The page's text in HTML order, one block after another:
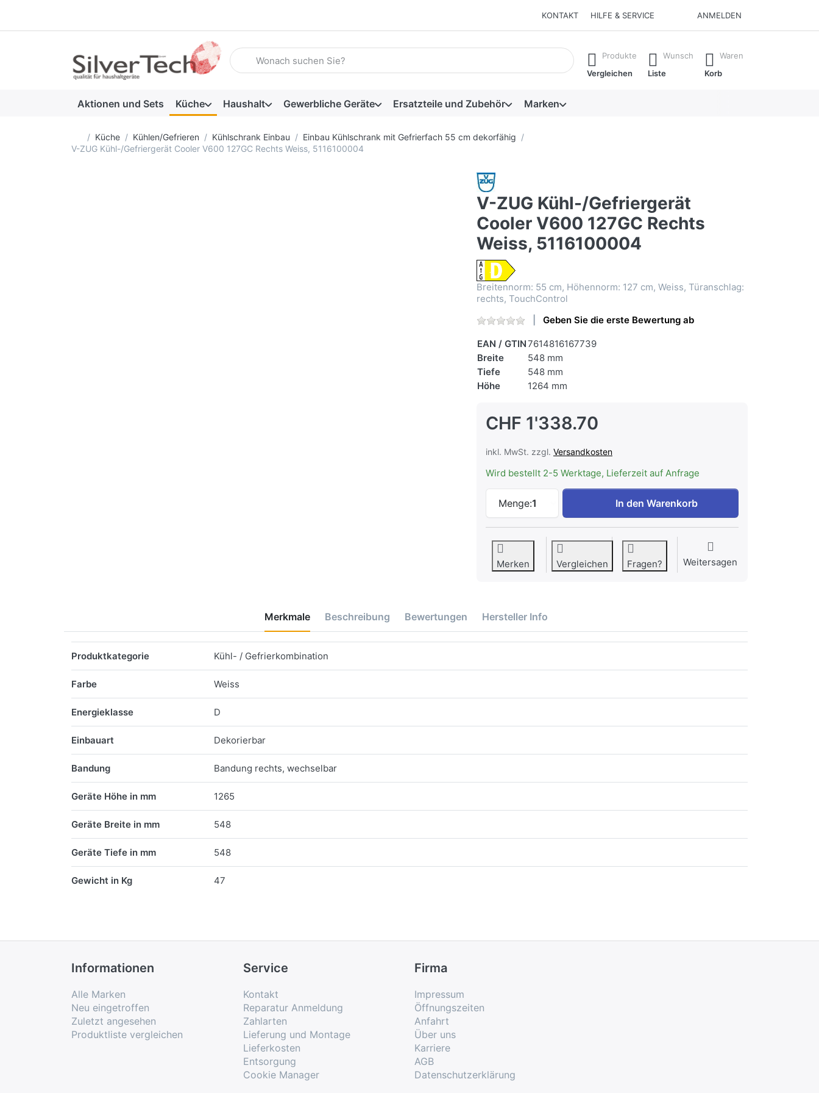
KONTAKT HILFE & SERVICE ANMELDEN
Geben Sie einen Suchbegriff ein. Während Sie tippen, erscheinen automatisch erste Ergebnisse. Drücken Sie die Eingabetaste, um alle
Produkte
Vergleichen
Wunsch
Liste
Waren
Korb
Aktionen und Sets Küche Haushalt Gewerbliche Geräte Ersatzteile und Zubehör Marken
Startseite
Küche Kühlen/Gefrieren Kühlschrank Einbau
Einbau Kühlschrank mit Gefrierfach 55 cm dekorfähig
V-ZUG Kühl-/Gefriergerät Cooler V600 127GC Rechts Weiss, 5116100004
V-ZUG Kühl-/Gefriergerät
Cooler V600 127GC Rechts
Weiss, 5116100004
Breitennorm: 55 cm, Höhennorm: 127 cm, Weiss, Türanschlag:
rechts, TouchControl
Geben Sie die erste Bewertung ab
EAN / GTIN7614816167739
Breite
548 mm
Tiefe
548 mm
Höhe
1264 mm
CHF 1'338.70
inkl. MwSt. zzgl. Versandkosten
Wird bestellt 2-5 Werktage, Lieferzeit auf Anfrage
Menge:1
V-ZUG Kühl-/Gefriergerät Cooler V600 127GC Rechts
In den Warenkorb
Merken Vergleichen Fragen? Weitersagen
Merkmale Beschreibung Bewertungen Hersteller Info
Produktkategorie Kühl- / Gefrierkombination
Farbe Weiss
Energieklasse D
Einbauart Dekorierbar
Bandung Bandung rechts, wechselbar
Geräte Höhe in mm 1265
Geräte Breite in mm 548
Geräte Tiefe in mm 548
Gewicht in Kg 47
Informationen
Alle Marken
Neu eingetroffen
Zuletzt angesehen
Produktliste vergleichen
Service
Kontakt
Reparatur Anmeldung
Zahlarten
Lieferung und Montage
Lieferkosten
Entsorgung
Cookie Manager
Firma
Impressum
Öffnungszeiten
Anfahrt
Über uns
Karriere
AGB
Datenschutzerklärung